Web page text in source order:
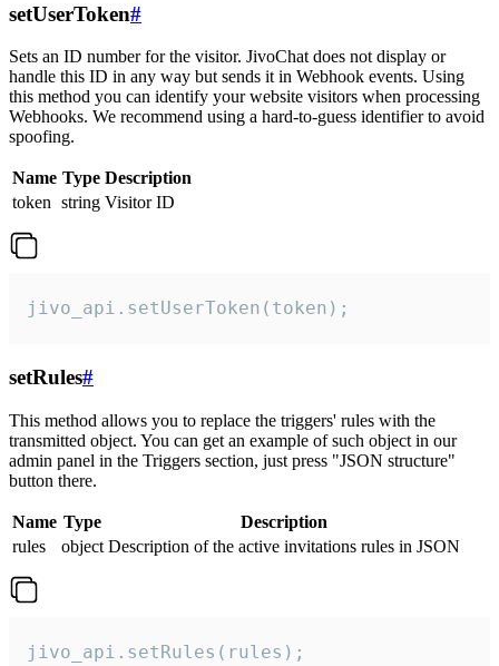
setUserToken#
Sets an ID number for the visitor. JivoChat does not display or
handle this ID in any way but sends it in Webhook events. Using
this method you can identify your website visitors when processing
Webhooks. We recommend using a hard-to-guess identifier to avoid
spoofing.
Name Type Description
token string Visitor ID
jivo_api.setUserToken(token);
setRules#
This method allows you to replace the triggers' rules with the
transmitted object. You can get an example of such object in our
admin panel in the Triggers section, just press "JSON structure"
button there.
Name Type
Description
rules
object Description of the active invitations rules in JSON
jivo_api.setRules(rules);